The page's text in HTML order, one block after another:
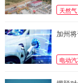
天然气
加州
电动